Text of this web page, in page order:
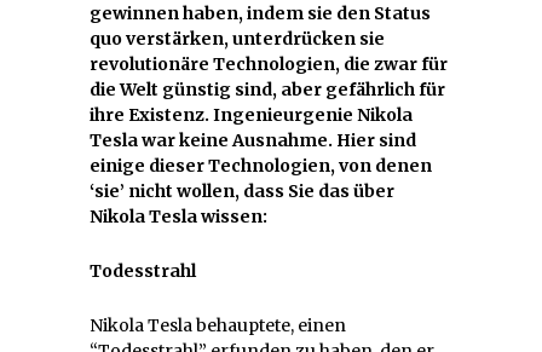
gewinnen haben, indem sie den Status
quo verstärken, unterdrücken sie
revolutionäre Technologien, die zwar für
die Welt günstig sind, aber gefährlich für
ihre Existenz. Ingenieurgenie Nikola
Tesla war keine Ausnahme. Hier sind
einige dieser Technologien, von denen
‘sie’ nicht wollen, dass Sie das über
Nikola Tesla wissen:
Todesstrahl
Nikola Tesla behauptete, einen